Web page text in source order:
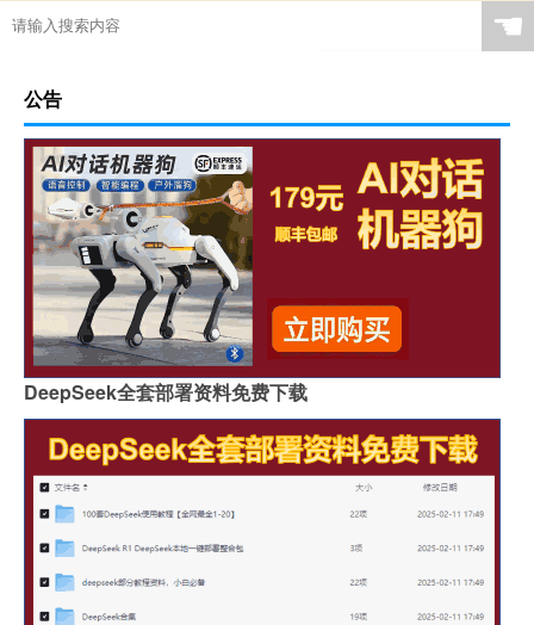
☚
公告
DeepSeek全套部署资料免费下载